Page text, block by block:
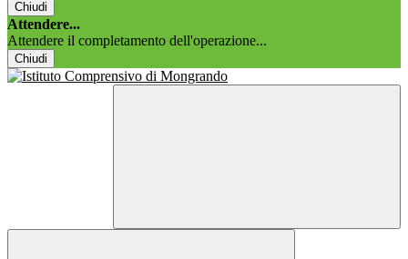
Chiudi
Attendere...
Attendere il completamento dell'operazione...
Chiudi